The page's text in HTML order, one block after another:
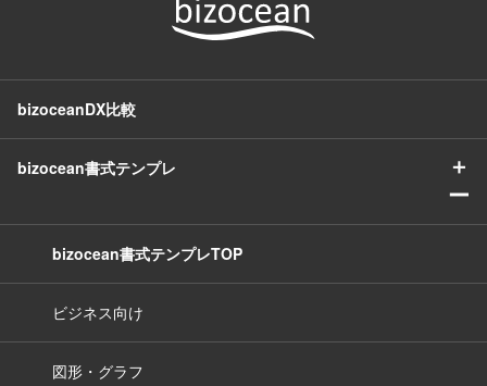
bizoceanDX比較
bizocean書式テンプレ
＋
ー
bizocean書式テンプレTOP
ビジネス向け
図形・グラフ